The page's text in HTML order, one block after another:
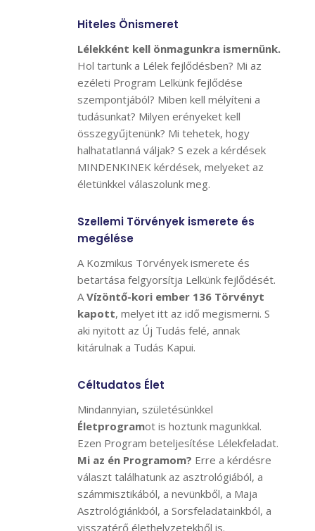
Hiteles Önismeret
Lélekként kell önmagunkra ismernünk.
Hol tartunk a Lélek fejlődésben? Mi az
ezéleti Program Lelkünk fejlődése
szempontjából? Miben kell mélyíteni a
tudásunkat? Milyen erényeket kell
összegyűjtenünk? Mi tehetek, hogy
halhatatlanná váljak? S ezek a kérdések
MINDENKINEK kérdések, melyeket az
életünkkel válaszolunk meg.
Szellemi Törvények ismerete és
megélése
A Kozmikus Törvények ismerete és
betartása felgyorsítja Lelkünk fejlődését.
AVízöntő-kori ember 136 Törvényt
kapott, melyet itt az idő megismerni. S
aki nyitott az Új Tudás felé, annak
kitárulnak a Tudás Kapui.
Céltudatos Élet
Mindannyian, születésünkkel
Életprogramot is hoztunk magunkkal.
Ezen Program beteljesítése Lélekfeladat.
Mi az én Programom? Erre a kérdésre
választ találhatunk az asztrológiából, a
számmisztikából, a nevünkből, a Maja
Asztrológiánkból, a Sorsfeladatainkból, a
visszatérő élethelyzetekből is.